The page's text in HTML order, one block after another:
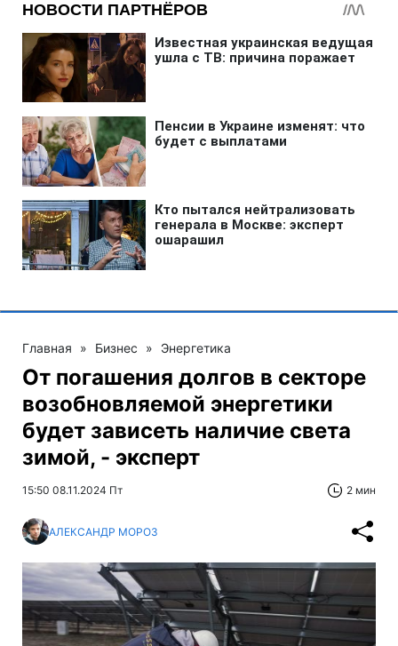
Главная » Бизнес » Энергетика
От погашения долгов в секторе
возобновляемой энергетики
будет зависеть наличие света
зимой, - эксперт
15:50 08.11.2024 Пт 2 мин
АЛЕКСАНДР МОРОЗ